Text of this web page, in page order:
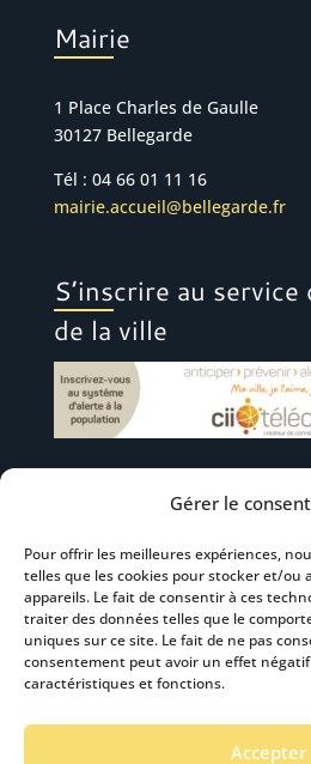
Gérer le
Pour offrir les meilleures expériences,
telles que les cookies pour stocker et/ou
appareils. Le fait de consentir à ces
traiter des données telles que le
uniques sur ce site. Le fait de ne pas
consentement peut avoir un effet
caractéristiques et fonctions.
Accepter
Mairie
1 Place Charles de Gaulle
30127 Bellegarde
Tél : 04 66 01 11 16
mairie.accueil@bellegarde.fr
S’inscrire au
de la ville
Suivez-nous
S’abonner à la